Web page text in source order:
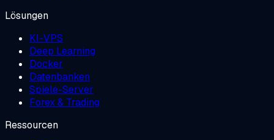
Lösungen
KI-VPS
Deep Learning
Docker
Datenbanken
Spiele-Server
Forex & Trading
Ressourcen